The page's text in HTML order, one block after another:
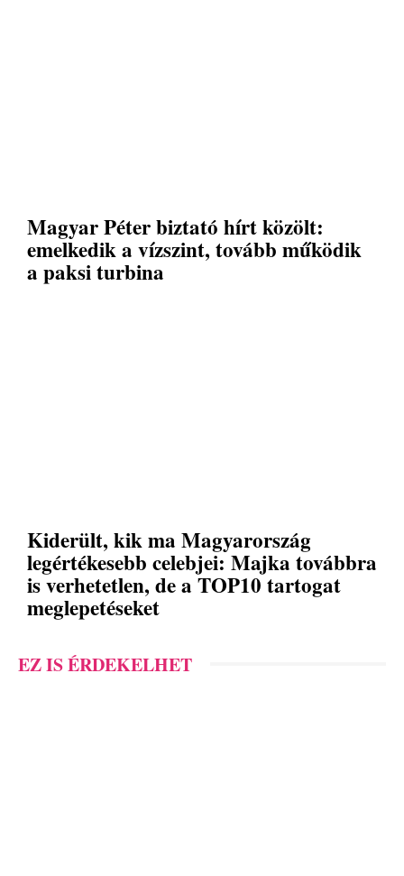
Magyar Péter biztató hírt közölt:
emelkedik a vízszint, tovább működik
a paksi turbina
Kiderült, kik ma Magyarország
legértékesebb celebjei: Majka továbbra
is verhetetlen, de a TOP10 tartogat
meglepetéseket
EZ IS ÉRDEKELHET